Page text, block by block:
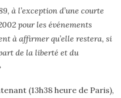
à l’exception d’une courte
pour les événements
à affirmer qu’elle restera, si
de la liberté et du
(13h38 heure de Paris),